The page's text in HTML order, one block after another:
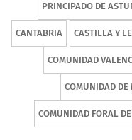
PRINCIPADO DE
CANTABRIA CASTILLA Y
COMUNIDAD
COMUNIDAD DE
COMUNIDAD FORAL